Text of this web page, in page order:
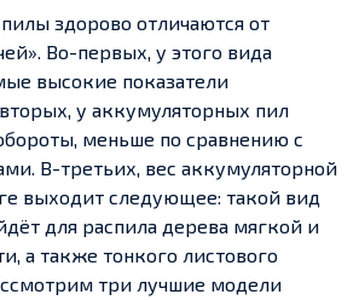
здорово отличаются от
Во-первых, у этого вида
высокие показатели
у аккумуляторных пил
меньше по сравнению с
В-третьих, вес аккумуляторной
выходит следующее: такой вид
для распила дерева мягкой и
а также тонкого листового
три лучшие модели